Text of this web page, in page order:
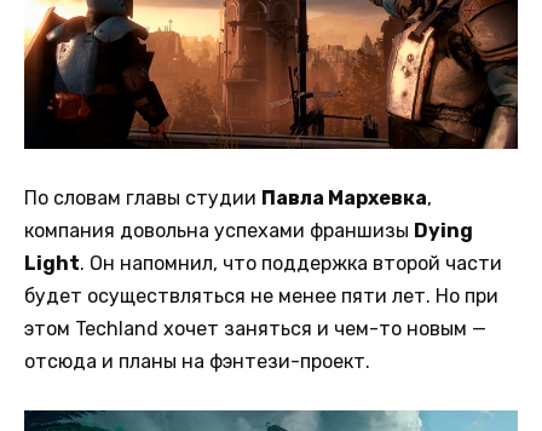
По словам главы студии Павла Мархевка,
компания довольна успехами франшизы Dying
Light. Он напомнил, что поддержка второй части
будет осуществляться не менее пяти лет. Но при
этом Techland хочет заняться и чем-то новым —
отсюда и планы на фэнтези-проект.